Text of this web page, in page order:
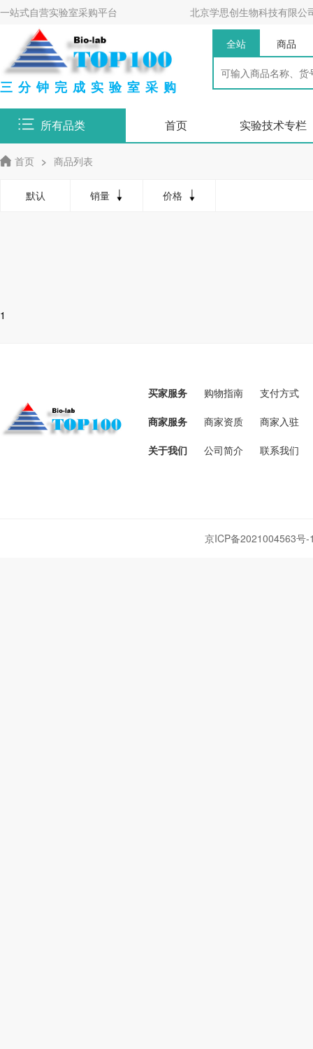
一站式自营实验室采购平台 北京学思创生物科技有限公
三分钟完成实验室采购
全站 商品
所有品类 首页 实验技术专栏
首页 > 商品列表
默认 销量 价格
1
买家服务 购物指南 支付方式
商家服务 商家资质 商家入驻
关于我们 公司简介 联系我们
京ICP备2021004563号-